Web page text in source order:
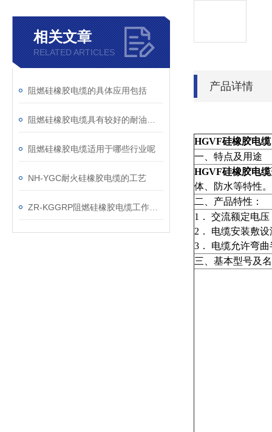
相关文章
RELATED ARTICLES
阻燃硅橡胶电缆的具体应用包括
阻燃硅橡胶电缆适用于哪些行业呢
NH-YGC耐火硅橡胶电缆的工艺
产品详情
HGVF硅橡胶电缆
一、特点及用途
HGVF硅橡胶电缆
体、防水等特性。
二、产品特性：
1． 交流额定电
2． 电缆安装敷
3． 电缆允许弯
三、基本型号及